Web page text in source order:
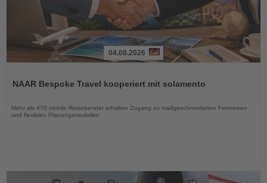
die
04.08.2026
NAAR Bespoke Travel kooperiert mit solamento
Mehr als 470 mobile Reiseberater erhalten Zugang zu maßgeschneiderten Fernreisen
und flexiblen Planungsmodellen